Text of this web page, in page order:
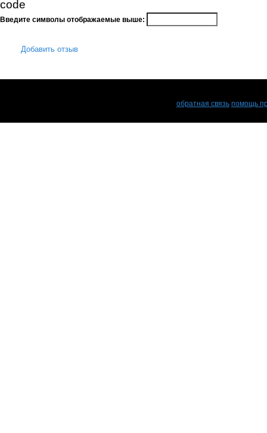
Введите символы отображаемые выше:
Добавить отзыв
обратная связь помощь